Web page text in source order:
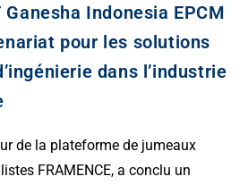
Indonesia EPCM
pour les solutions
dans l’industrie
de la plateforme de jumeaux
FRAMENCE, a conclu un